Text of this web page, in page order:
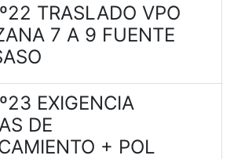
TRASLADO VPO
7 A 9 FUENTE
EXIGENCIA
DE
+ POL